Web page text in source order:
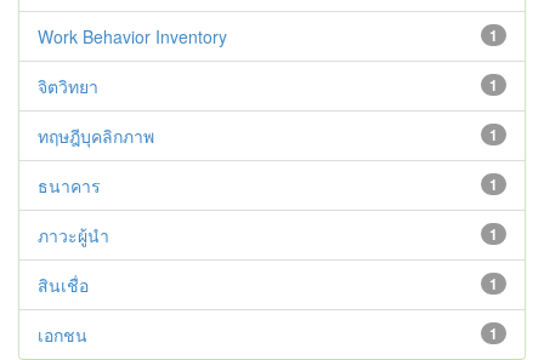
1
Work Behavior Inventory
1
จิตวิทยา
1
ทฤษฎีบุคลิกภาพ
1
ธนาคาร
1
ภาวะผู้นำ
1
สินเชื่อ
1
เอกชน